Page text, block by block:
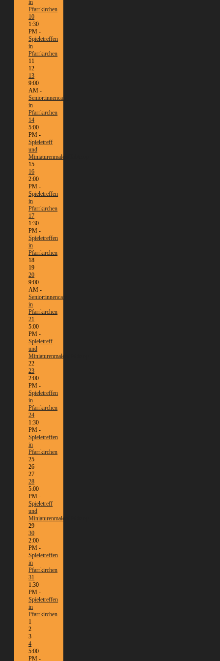
in
Pfarrkirchen
10
1:30
PM -
Spieletreffen
in
Pfarrkirchen
11
12
13
9:00
AM -
Senior:innencafé
in
Pfarrkirchen
14
5:00
PM -
Spieletreff
und
Miniaturenmalen/Tabletop
15
16
2:00
PM -
Spieletreffen
in
Pfarrkirchen
17
1:30
PM -
Spieletreffen
in
Pfarrkirchen
18
19
20
9:00
AM -
Senior:innencafé
in
Pfarrkirchen
21
5:00
PM -
Spieletreff
und
Miniaturenmalen/Tabletop
22
23
2:00
PM -
Spieletreffen
in
Pfarrkirchen
24
1:30
PM -
Spieletreffen
in
Pfarrkirchen
25
26
27
28
5:00
PM -
Spieletreff
und
Miniaturenmalen/Tabletop
29
30
2:00
PM -
Spieletreffen
in
Pfarrkirchen
31
1:30
PM -
Spieletreffen
in
Pfarrkirchen
1
2
3
4
5:00
PM -